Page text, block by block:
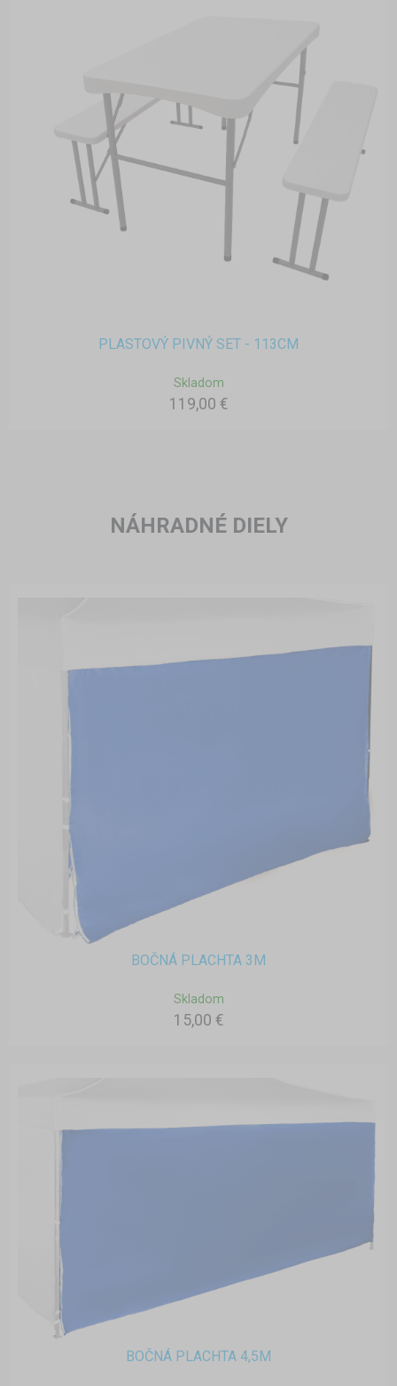
PLASTOVÝ PIVNÝ SET - 113CM
Skladom
119,00 €
NÁHRADNÉ DIELY
BOČNÁ PLACHTA 3M
Skladom
15,00 €
BOČNÁ PLACHTA 4,5M